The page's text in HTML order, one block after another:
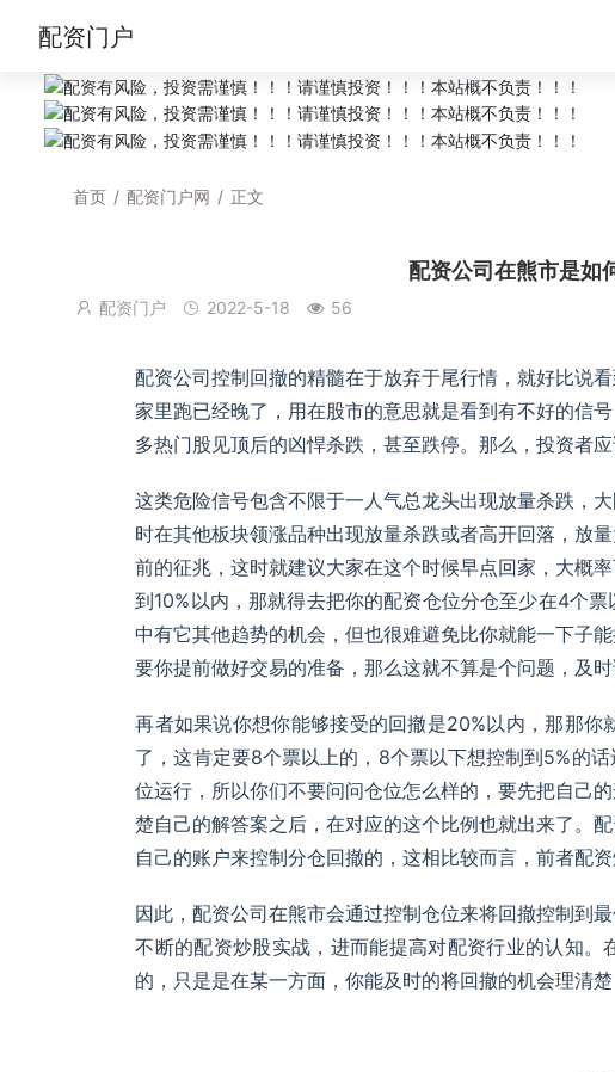
配资门户
首页 / 配资门户网 / 正文
配资公司在熊市是如
配资门户 2022-5-18 56
配资公司控制回撤的精髓在于放弃于尾行情，就好比说
家里跑已经晚了，用在股市的意思就是看到有不好的信
多热门股见顶后的凶悍杀跌，甚至跌停。那么，投资者
这类危险信号包含不限于一人气总龙头出现放量杀跌，
时在其他板块领涨品种出现放量杀跌或者高开回落，放
前的征兆，这时就建议大家在这个时候早点回家，大概
到10%以内，那就得去把你的配资仓位分仓至少在4个
中有它其他趋势的机会，但也很难避免比你就能一下子
要你提前做好交易的准备，那么这就不算是个问题，及
再者如果说你想你能够接受的回撤是20%以内，那那
了，这肯定要8个票以上的，8个票以下想控制到5%的
位运行，所以你们不要问问仓位怎么样的，要先把自己
楚自己的解答案之后，在对应的这个比例也就出来了。
自己的账户来控制分仓回撤的，这相比较而言，前者配资
因此，配资公司在熊市会通过控制仓位来将回撤控制到
不断的配资炒股实战，进而能提高对配资行业的认知
的，只是是在某一方面，你能及时的将回撤的机会理清